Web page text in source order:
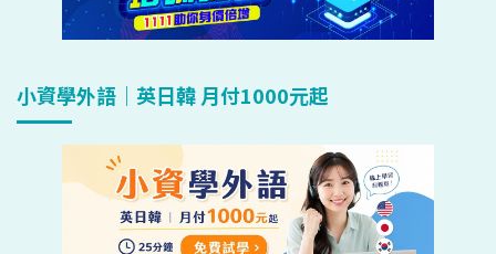
小資學外語｜英日韓 月付1000元起